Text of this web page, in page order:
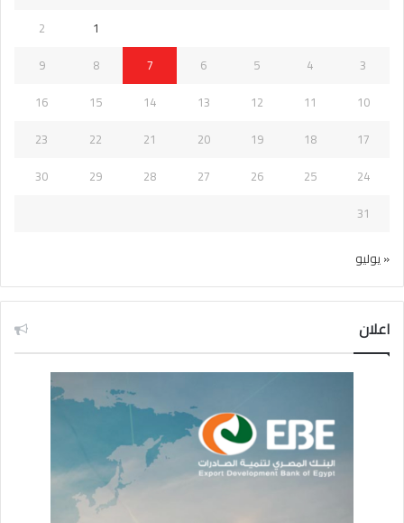
1
2
3
4
5
6
7
8
9
10
11
12
13
14
15
16
17
18
19
20
21
22
23
24
25
26
27
28
29
30
31
« يوليو
اعلان